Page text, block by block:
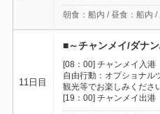
朝食：船内 / 昼食：船内
11日目
■～チャンメイ/ダナ
[08：00] チャンメイ入港
自由行動：オプショナル
観光等でお楽しみくださ
[19：00] チャンメイ出港